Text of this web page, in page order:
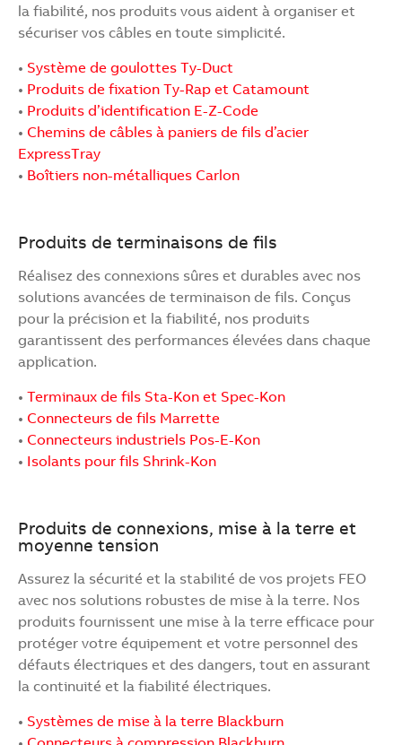
la fiabilité, nos produits vous aident à organiser et
sécuriser vos câbles en toute simplicité.
• Système de goulottes Ty-Duct
• Produits de fixation Ty-Rap et Catamount
• Produits d’identification E-Z-Code
• Chemins de câbles à paniers de fils d’acier
ExpressTray
• Boîtiers non-métalliques Carlon
Produits de terminaisons de fils
Réalisez des connexions sûres et durables avec nos
solutions avancées de terminaison de fils. Conçus
pour la précision et la fiabilité, nos produits
garantissent des performances élevées dans chaque
application.
• Terminaux de fils Sta-Kon et Spec-Kon
• Connecteurs de fils Marrette
• Connecteurs industriels Pos-E-Kon
• Isolants pour fils Shrink-Kon
Produits de connexions, mise à la terre et
moyenne tension
Assurez la sécurité et la stabilité de vos projets FEO
avec nos solutions robustes de mise à la terre. Nos
produits fournissent une mise à la terre efficace pour
protéger votre équipement et votre personnel des
défauts électriques et des dangers, tout en assurant
la continuité et la fiabilité électriques.
• Systèmes de mise à la terre Blackburn